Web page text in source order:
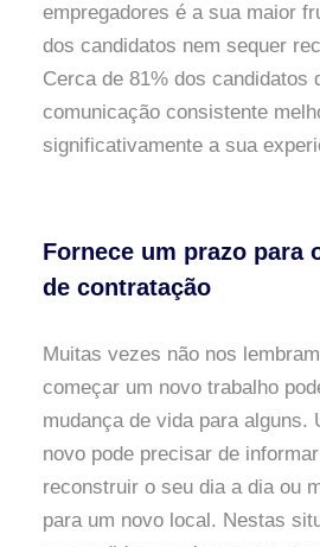
empregadores é a sua maior
dos candidatos nem sequer
Cerca de 81% dos candidatos
comunicação consistente
significativamente a sua
Fornece um prazo para
de contratação
Muitas vezes não nos
começar um novo trabalho
mudança de vida para alguns.
novo pode precisar de
reconstruir o seu dia a dia ou
para um novo local. Nestas